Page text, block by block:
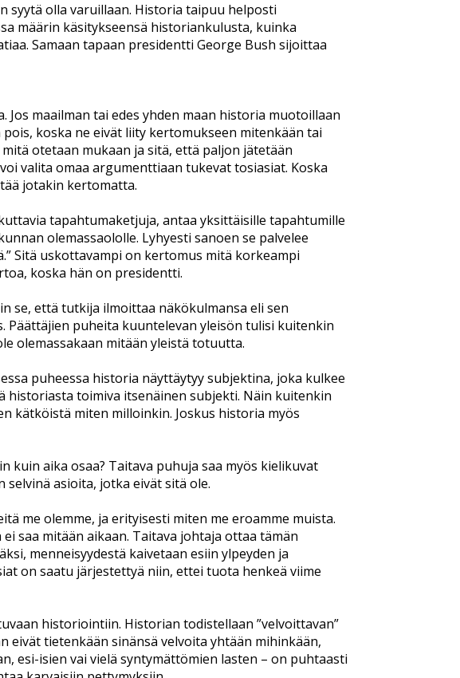
syytä olla varuillaan. Historia taipuu helposti
määrin käsitykseensä historiankulusta, kuinka
Samaan tapaan presidentti George Bush sijoittaa
maailman tai edes yhden maan historia muotoillaan
koska ne eivät liity kertomukseen mitenkään tai
otetaan mukaan ja sitä, että paljon jätetään
valita omaa argumenttiaan tukevat tosiasiat. Koska
jotakin kertomatta.
tapahtumaketjuja, antaa yksittäisille tapahtumille
olemassaololle. Lyhyesti sanoen se palvelee
Sitä uskottavampi on kertomus mitä korkeampi
koska hän on presidentti.
se, että tutkija ilmoittaa näkökulmansa eli sen
puheita kuuntelevan yleisön tulisi kuitenkin
olemassakaan mitään yleistä totuutta.
puheessa historia näyttäytyy subjektina, joka kulkee
historiasta toimiva itsenäinen subjekti. Näin kuitenkin
kätköistä miten milloinkin. Joskus historia myös
aika osaa? Taitava puhuja saa myös kielikuvat
asioita, jotka eivät sitä ole.
me olemme, ja erityisesti miten me eroamme muista.
saa mitään aikaan. Taitava johtaja ottaa tämän
menneisyydestä kaivetaan esiin ylpeyden ja
on saatu järjestettyä niin, ettei tuota henkeä viime
historiointiin. Historian todistellaan ”velvoittavan”
eivät tietenkään sinänsä velvoita yhtään mihinkään,
esi-isien vai vielä syntymättömien lasten – on puhtaasti